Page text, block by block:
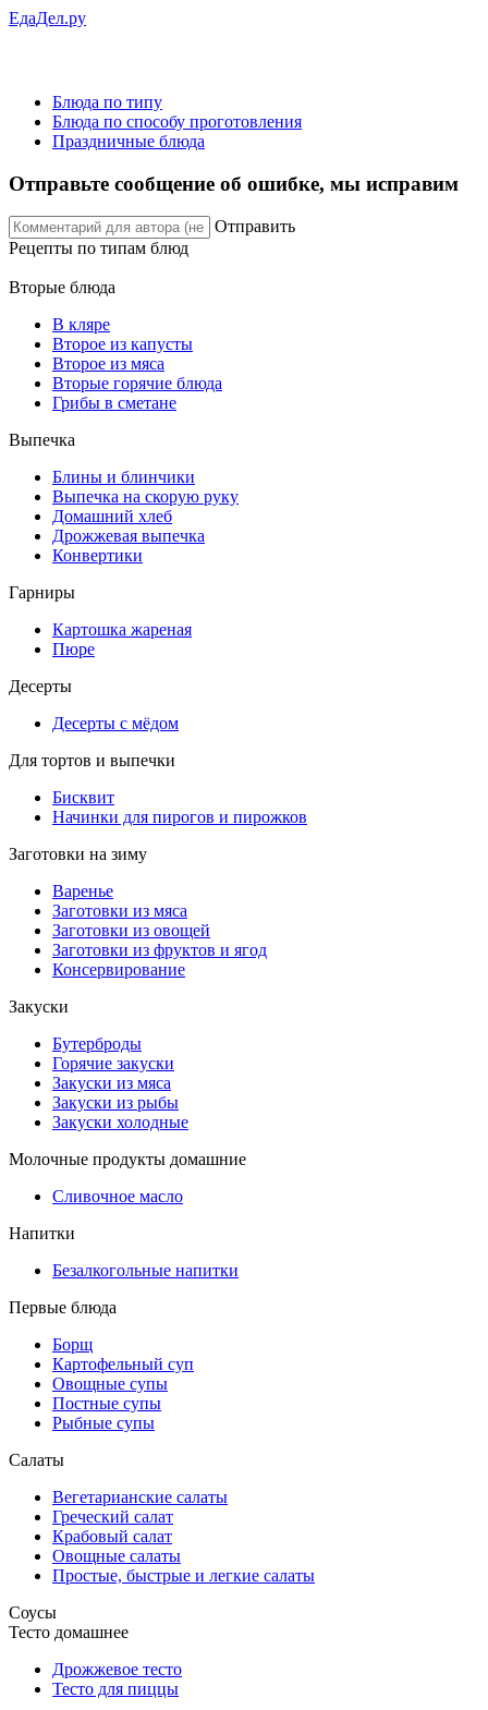
ЕдаДел.ру
Блюда по типу
Блюда по способу проготовления
Праздничные блюда
Отправьте сообщение об ошибке, мы исправим
Отправить
Рецепты по типам блюд
Вторые блюда
В кляре
Второе из капусты
Второе из мяса
Вторые горячие блюда
Грибы в сметане
Выпечка
Блины и блинчики
Выпечка на скорую руку
Домашний хлеб
Дрожжевая выпечка
Конвертики
Гарниры
Картошка жареная
Пюре
Десерты
Десерты с мёдом
Для тортов и выпечки
Бисквит
Начинки для пирогов и пирожков
Заготовки на зиму
Варенье
Заготовки из мяса
Заготовки из овощей
Заготовки из фруктов и ягод
Консервирование
Закуски
Бутерброды
Горячие закуски
Закуски из мяса
Закуски из рыбы
Закуски холодные
Молочные продукты домашние
Сливочное масло
Напитки
Безалкогольные напитки
Первые блюда
Борщ
Картофельный суп
Овощные супы
Постные супы
Рыбные супы
Салаты
Вегетарианские салаты
Греческий салат
Крабовый салат
Овощные салаты
Простые, быстрые и легкие салаты
Соусы
Тесто домашнее
Дрожжевое тесто
Тесто для пиццы